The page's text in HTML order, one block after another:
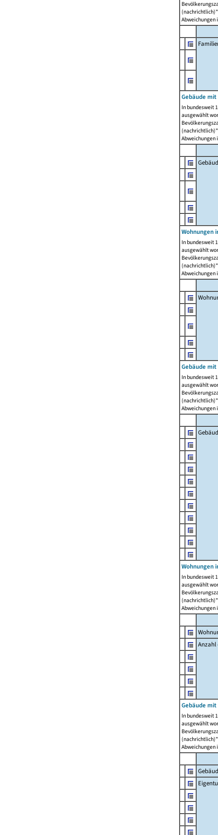
Abweichungen
Gebäude
In bundesweit
ausgewählt
Abweichungen
Wohnungen
In bundesweit
ausgewählt
Abweichungen
Gebäude
In bundesweit
ausgewählt
Abweichungen
Wohnungen
In bundesweit
ausgewählt
Abweichungen
Anzahl
Gebäude
In bundesweit
ausgewählt
Abweichungen